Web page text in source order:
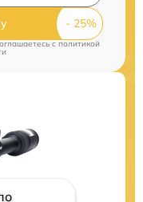
cполитикой